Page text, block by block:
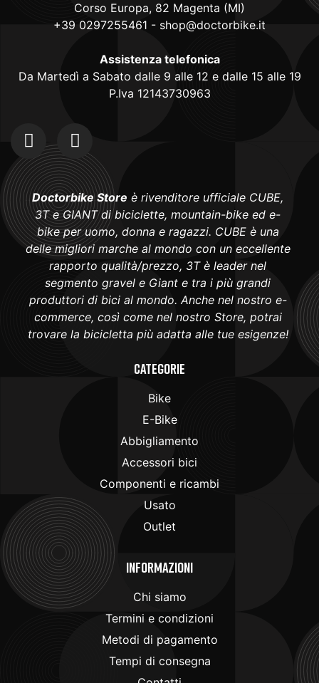
Corso Europa, 82 Magenta (MI)
+39 0297255461 - shop@doctorbike.it
Assistenza telefonica
Da Martedì a Sabato dalle 9 alle 12 e dalle 15 alle 19
P.Iva 12143730963
Doctorbike Store è rivenditore ufficiale CUBE,
3T e GIANT di biciclette, mountain-bike ed e-
bike per uomo, donna e ragazzi. CUBE è una
delle migliori marche al mondo con un eccellente
rapporto qualità/prezzo, 3T è leader nel
segmento gravel e Giant e tra i più grandi
produttori di bici al mondo. Anche nel nostro e-
commerce, così come nel nostro Store, potrai
trovare la bicicletta più adatta alle tue esigenze!
Categorie
Bike
E-Bike
Abbigliamento
Accessori bici
Componenti e ricambi
Usato
Outlet
Informazioni
Chi siamo
Termini e condizioni
Metodi di pagamento
Tempi di consegna